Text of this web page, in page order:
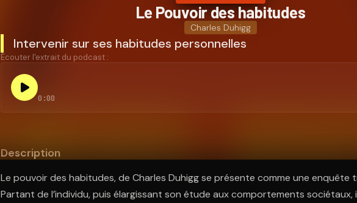
Le Pouvoir des habitudes
Charles Duhigg
Intervenir sur ses habitudes personnelles
Écouter l'extrait du podcast :
0:00
Description
Le pouvoir des habitudes, de Charles Duhigg se présente comme une enquête
Partant de l’individu, puis élargissant son étude aux comportements sociétaux,